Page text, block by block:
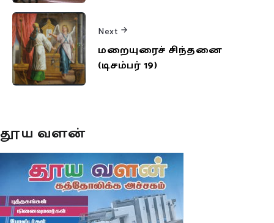
Next
மறையுரைச் சிந்தனை
(டிசம்பர் 19)
தூய வளன்